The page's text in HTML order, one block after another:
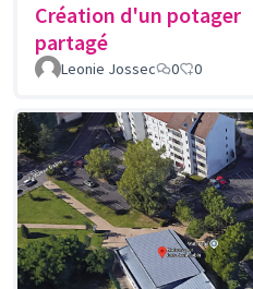
Création d'un potager
partagé
Leonie Jossec
0 0